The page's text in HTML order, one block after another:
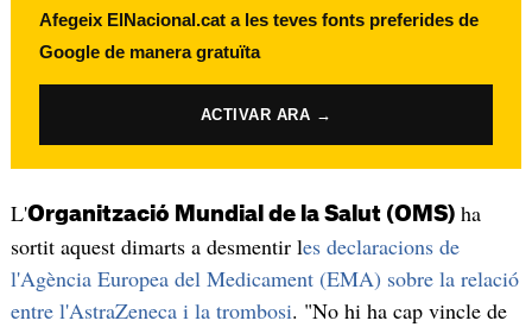
Afegeix ElNacional.cat a les teves fonts preferides de
Google de manera gratuïta
ACTIVAR ARA →
L'Organització Mundial de la Salut (OMS)ha
sortit aquest dimarts a desmentir les declaracions de
l'Agència Europea del Medicament (EMA) sobre la relació
entre l'AstraZeneca i la trombosi. "No hi ha cap vincle de